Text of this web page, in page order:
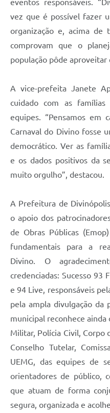
vez que é possível fazer
organização e, acima de
comprovam que o
população pôde aproveitar
A vice-prefeita Janete
cuidado com as
equipes. “Pensamos em
Carnaval do Divino fosse
democrático. Ver as
e os dados positivos da
muito orgulho”, destacou.
A Prefeitura de
o apoio dos
de Obras Públicas
fundamentais para a
Divino. O
credenciadas: Sucesso 93
e 94 Live, responsáveis
pela ampla divulgação da
municipal reconhece
Militar, Polícia Civil, Corpo
Conselho Tutelar,
UEMG, das equipes de
orientadores de público,
que atuam de forma
segura, organizada e